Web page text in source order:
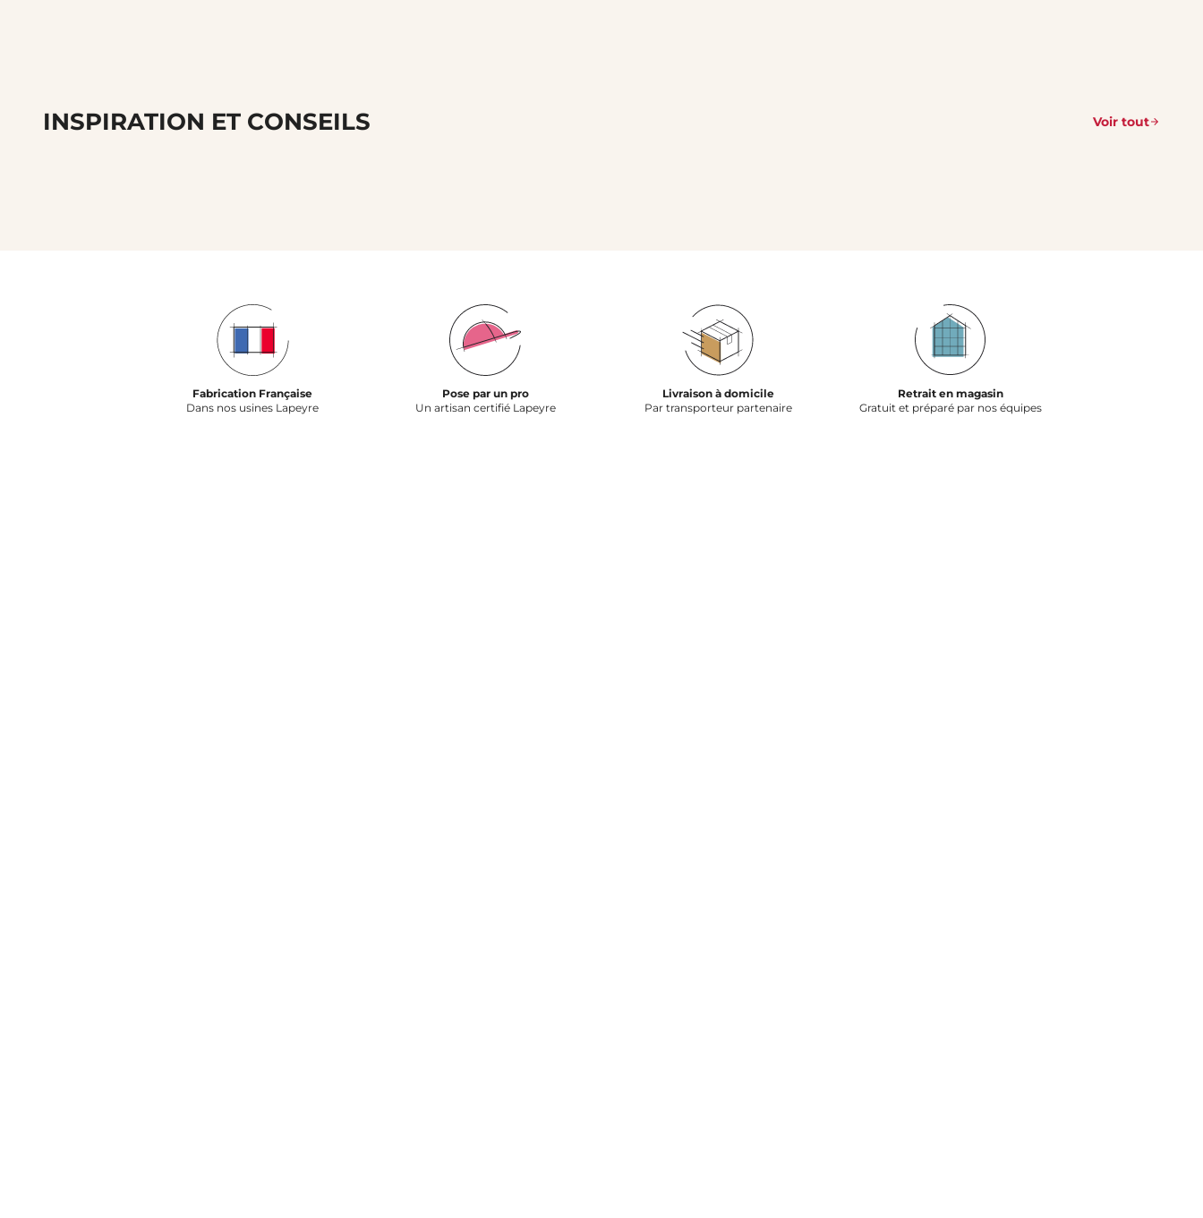
INSPIRATION ET CONSEILS Voir tout
Fabrication Française
Dans nos usines Lapeyre
Pose par un pro
Un artisan certifié Lapeyre
Livraison à domicile
Par transporteur partenaire
Retrait en magasin
Gratuit et préparé par nos équipes